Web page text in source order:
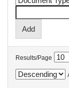
Results/Page